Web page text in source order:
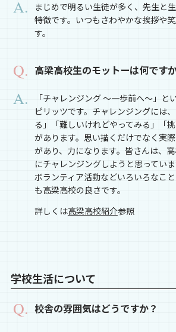
まじめで明るい生徒が多く、先生と
特徴です。いつもさわやかな挨拶や
す。
高梁高校生のモットーは何です
「チャレンジング ～一歩前へ～」と
ピリッツです。チャレンジングには
る」「難しいけれどやってみる」「
があります。思い描くだけでなく実
があり、力になります。皆さんは、
にチャレンジングしようと思ってい
ボランティア活動などいろいろなこ
も高梁高校の良さです。
詳しくは高梁高校紹介参照
学校生活について
校舎の雰囲気はどうですか？